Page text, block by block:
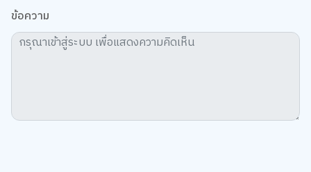
ข้อความ